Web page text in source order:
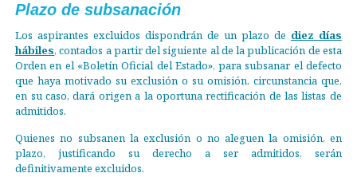
Plazo de subsanación
Los aspirantes excluidos dispondrán de un plazo de diez días
hábiles, contados a partir del siguiente al de la publicación de esta
Orden en el «Boletín Oficial del Estado», para subsanar el defecto
que haya motivado su exclusión o su omisión, circunstancia que,
en su caso, dará origen a la oportuna rectificación de las listas de
admitidos.
Quienes no subsanen la exclusión o no aleguen la omisión, en
plazo, justificando su derecho a ser admitidos, serán
definitivamente excluidos.